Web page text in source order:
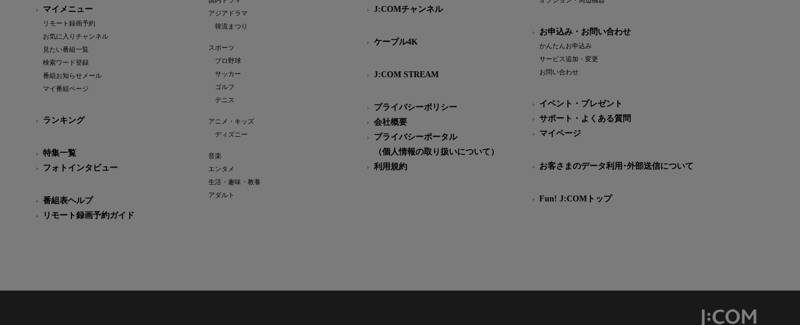
マイメニュー
リモート録画予約
お気に入りチャンネル
見たい番組一覧
検索ワード登録
番組お知らせメール
マイ番組ページ
ランキング
特集一覧
フォトインタビュー
番組表ヘルプ
リモート録画予約ガイド
アジアドラマ
韓流まつり
スポーツ
プロ野球
サッカー
ゴルフ
テニス
アニメ・キッズ
ディズニー
音楽
エンタメ
生活・趣味・教養
アダルト
J:COMチャンネル
ケーブル4K
J:COM STREAM
プライバシーポリシー
会社概要
プライバシーポータル
（個人情報の取り扱いについて）
利用規約
お申込み・お問い合わせ
かんたんお申込み
サービス追加・変更
お問い合わせ
イベント・プレゼント
サポート・よくある質問
マイページ
お客さまのデータ利用･外部送信について
Fun! J:COMトップ